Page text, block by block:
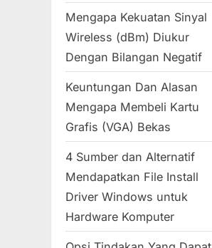
Mengapa Kekuatan Sinyal
Wireless (dBm) Diukur
Dengan Bilangan Negatif
Keuntungan Dan Alasan
Mengapa Membeli Kartu
Grafis (VGA) Bekas
4 Sumber dan Alternatif
Mendapatkan File Install
Driver Windows untuk
Hardware Komputer